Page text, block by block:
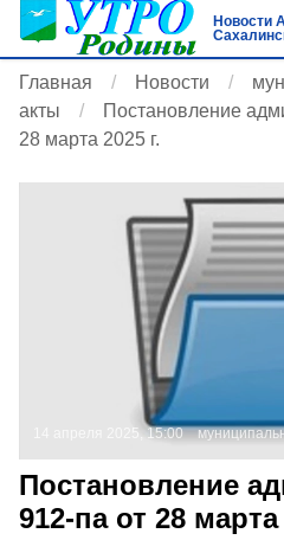
Новости
Главная Новости
акты
Постановление
28 марта 2025 г.
14 апреля 2025, 15:00
Постановление
912-па от 28 марта